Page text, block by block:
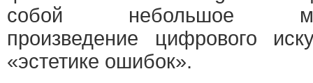
собой небольшое
произведение цифрового
«эстетике ошибок».